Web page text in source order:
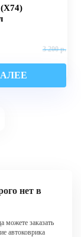
3 200 р.
нет в
можете заказать
автоковрика